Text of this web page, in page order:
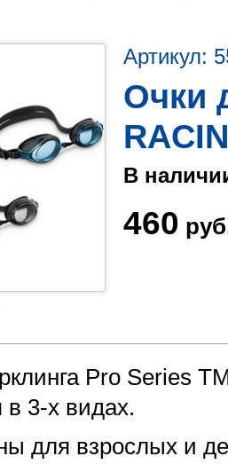
Артикул:
Очки
В
460
Pro Series
3-х видах.
для взрослых и